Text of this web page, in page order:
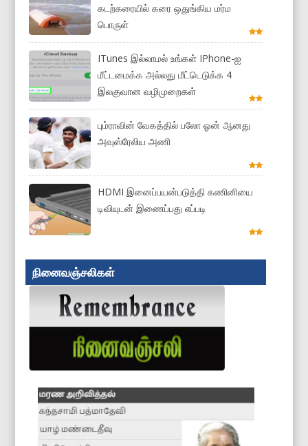
கடற்கரையில் கரை ஒதுங்கிய மர்ம
பொருள்
ITunes இல்லாமல் உங்கள் IPhone-ஐ
மீட்டமைக்க அல்லது மீட்டெடுக்க 4
இலகுவான வழிமுறைகள்
பும்ராவின் வேகத்தில் பலோ ஓன் ஆனது
அவுஸ்ரேலிய அணி
HDMI இனைப்பயன்படுத்தி கணினியை
டிவியுடன் இணைப்பது எப்படி
நினைவஞ்சலிகள்